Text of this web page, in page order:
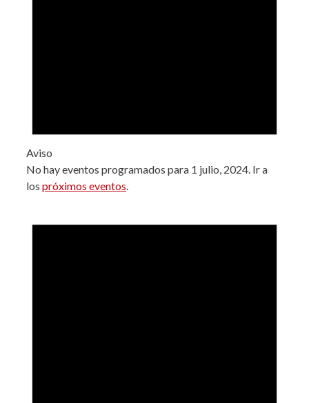
Aviso
No hay eventos programados para 1 julio, 2024. Ir a
los próximos eventos